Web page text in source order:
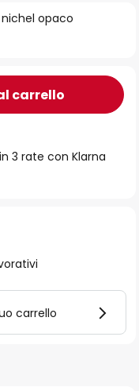
opaco
carrello
3 rate con Klarna
carrello